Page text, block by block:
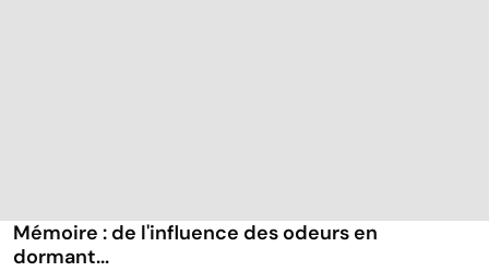
Mémoire : de l'influence des odeurs en
dormant...